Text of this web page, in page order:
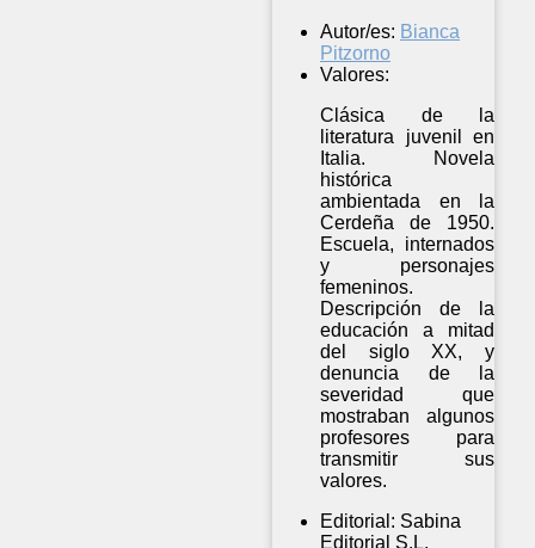
Autor/es: Bianca
Pitzorno
Valores:
Clásica de la
literatura juvenil en
Italia. Novela
histórica
ambientada en la
Cerdeña de 1950.
Escuela, internados
y personajes
femeninos.
Descripción de la
educación a mitad
del siglo XX, y
denuncia de la
severidad que
mostraban algunos
profesores para
transmitir sus
valores.
Editorial: Sabina
Editorial S.L.